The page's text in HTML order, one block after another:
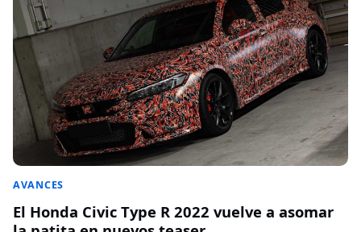
AVANCES
El Honda Civic Type R 2022 vuelve a asomar